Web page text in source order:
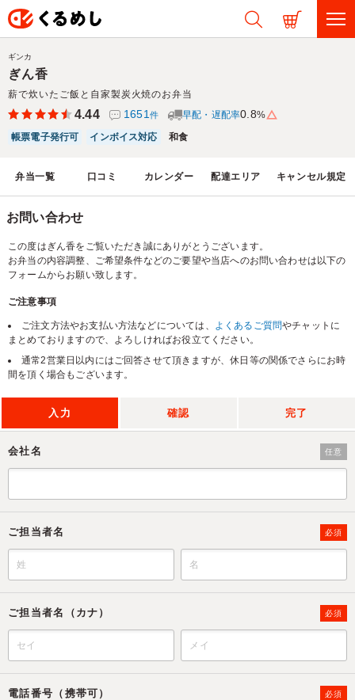
ぎん香
薪で炊いたご飯と自家製炭火焼のお弁当
ギンカ
4.44 1651 件 早配・遅配率0.8%
帳票電子発行可
インボイス対応 和食
弁当一覧 口コミ カレンダー 配達エリア キャンセル規定
お問い合わせ
この度はぎん香をご覧いただき誠にありがとうございます。
お弁当の内容調整、ご希望条件などのご要望や当店へのお問い合わせは以下の
フォームからお願い致します。
ご注意事項
ご注文方法やお支払い方法などについては、 よくあるご質問やチャットに
まとめておりますので、よろしければお役立てください。
通常2営業日以内にはご回答させて頂きますが、休日等の関係でさらにお時
間を頂く場合もございます。
入力 確認 完了
会社名 任意
ご担当者名 必須
ご担当者名（カナ） 必須
電話番号（携帯可） 必須